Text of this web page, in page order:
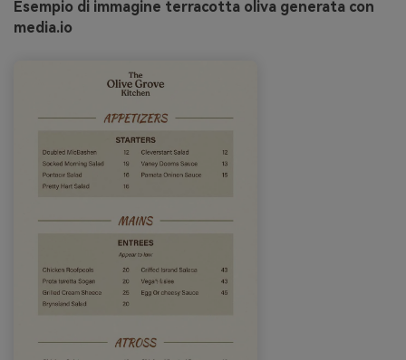
Esempio di immagine terracotta oliva generata con
media.io